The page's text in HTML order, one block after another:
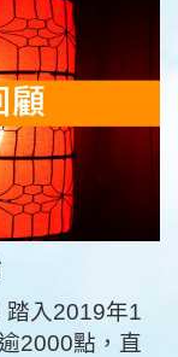
踏入2019年1
2000點，直